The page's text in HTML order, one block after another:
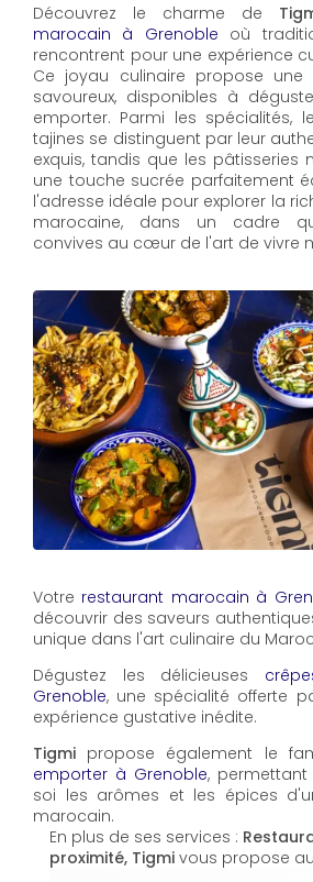
Découvrez le charme de
marocain à Grenoble où
rencontrent pour une expérience
Ce joyau culinaire propose
savoureux, disponibles à
emporter. Parmi les spécialités,
tajines se distinguent par leur
exquis, tandis que les pâtisseries
une touche sucrée parfaitement
l'adresse idéale pour explorer la
marocaine, dans un cadre
convives au cœur de l'art de vivre
Votre restaurant marocain à
découvrir des saveurs
unique dans l'art culinaire du
Dégustez les délicieuses
Grenoble, une spécialité offerte
expérience gustative inédite.
Tigmi propose également le
emporter à Grenoble,
soi les arômes et les épices
marocain.
En plus de ses services :
proximité, Tigmi vous propose